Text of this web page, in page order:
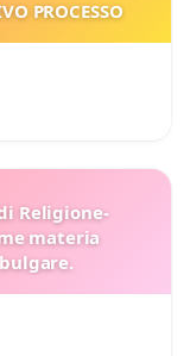
PROCESSO
Religione-
materia